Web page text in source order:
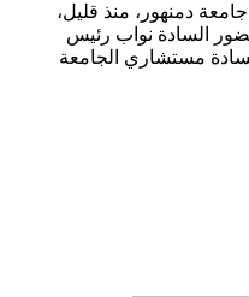
دمنهور، منذ قليل،
السادة نواب رئيس
مستشاري الجامعة